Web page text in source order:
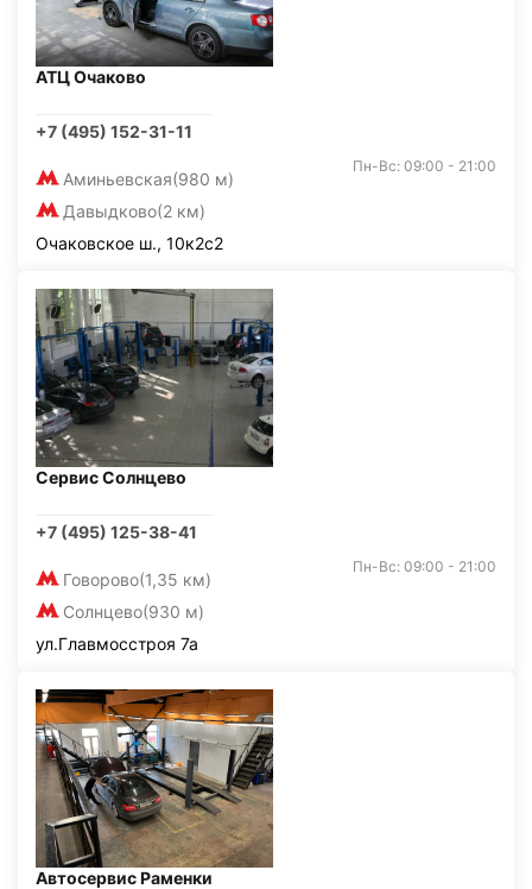
АТЦ Очаково
+7 (495) 152-31-11
Аминьевская(980 м)
Давыдково(2 км)
Пн-Вс: 09:00 - 21:00
Очаковское ш., 10к2с2
Сервис Солнцево
+7 (495) 125-38-41
Говорово(1,35 км)
Солнцево(930 м)
Пн-Вс: 09:00 - 21:00
ул.Главмосстроя 7а
Автосервис Раменки